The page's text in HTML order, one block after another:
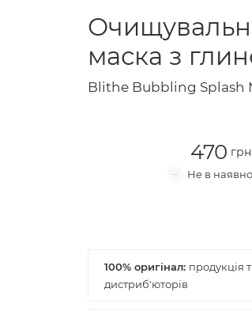
маска з
Blithe Bubbling Splash
470
100% оригінал: